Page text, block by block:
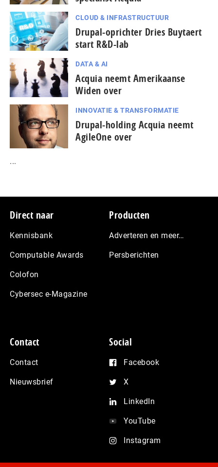
CLOUD & INFRASTRUCTUUR
Drupal-oprichter Dries Buytaert
start R&D-lab
DATA & AI
Acquia neemt Amerikaanse
Widen over
INNOVATIE & TRANSFORMATIE
Drupal-holding Acquia neemt
AgileOne over
...
Footer
Direct naar
Kennisbank
Computable Awards
Colofon
Cybersec e-Magazine
Producten
Adverteren en meer…
Persberichten
Contact
Contact
Nieuwsbrief
Social
Facebook
X
LinkedIn
YouTube
Instagram